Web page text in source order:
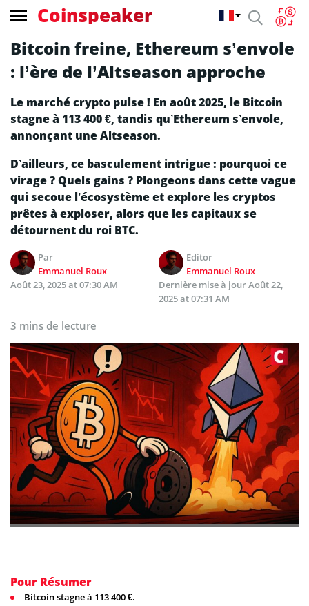
Coinspeaker
Bitcoin freine, Ethereum s’envole
: l’ère de l’Altseason approche
Le marché crypto pulse ! En août 2025, le Bitcoin
stagne à 113 400 €, tandis qu’Ethereum s’envole,
annonçant une Altseason.
D’ailleurs, ce basculement intrigue : pourquoi ce
virage ? Quels gains ? Plongeons dans cette vague
qui secoue l’écosystème et explore les cryptos
prêtes à exploser, alors que les capitaux se
détournent du roi BTC.
Par
Emmanuel Roux
Editor
Emmanuel Roux
Août 23, 2025 at 07:30 AM
Dernière mise à jourAoût 22,
2025 at 07:31 AM
3 mins de lecture
Pour Résumer
Bitcoin stagne à 113 400 €.